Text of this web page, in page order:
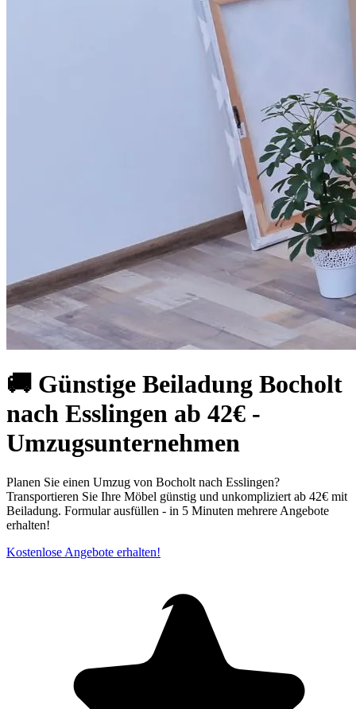
🚚 Günstige Beiladung Bocholt
nach Esslingen ab 42€ -
Umzugsunternehmen
Planen Sie einen Umzug von Bocholt nach Esslingen?
Transportieren Sie Ihre Möbel günstig und unkompliziert ab 42€ mit
Beiladung. Formular ausfüllen - in 5 Minuten mehrere Angebote
erhalten!
Kostenlose Angebote erhalten!